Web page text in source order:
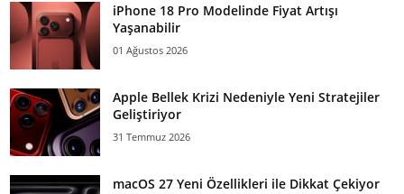
iPhone 18 Pro Modelinde Fiyat Artışı
Yaşanabilir
01 Ağustos 2026
Apple Bellek Krizi Nedeniyle Yeni Stratejiler
Geliştiriyor
31 Temmuz 2026
macOS 27 Yeni Özellikleri ile Dikkat Çekiyor